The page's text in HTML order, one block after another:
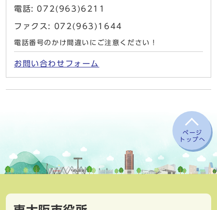
電話: 072(963)6211
ファクス: 072(963)1644
電話番号のかけ間違いにご注意ください！
お問い合わせフォーム
ページ
トップへ